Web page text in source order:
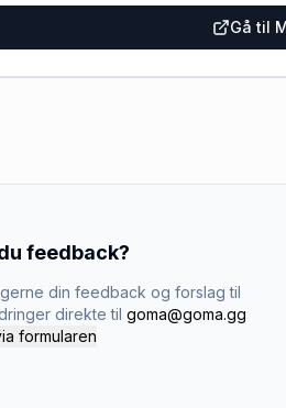
Gå til
feedback?
din feedback og forslag til
direkte til goma@goma.gg
formularen